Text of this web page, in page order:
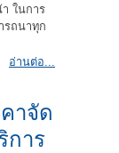
ในการ
รถนาทุก
อ่านต่อ...
าจัด
การ